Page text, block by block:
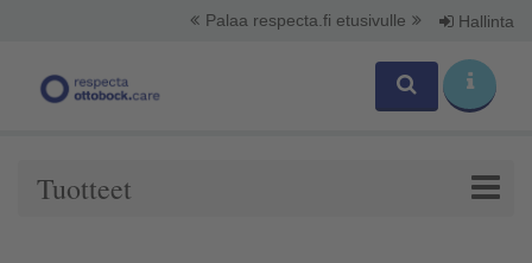
Palaa respecta.fi etusivulle Hallinta
Tuotteet